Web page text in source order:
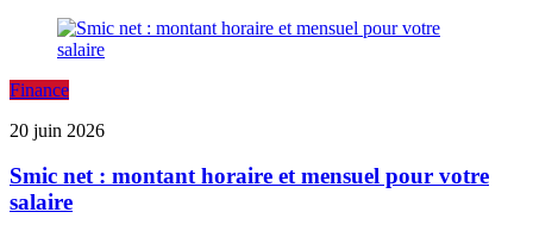
Finance
20 juin 2026
Smic net : montant horaire et mensuel pour votre
salaire